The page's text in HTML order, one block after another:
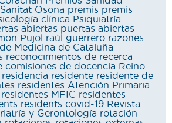
Osona premis premis
clínica Psiquiatría
abiertas puertas abiertas
Pujol raúl guerrero razones
Medicina de Cataluña
reconocimientos de recerca
comisiones de docencia Reino
residencia residente residente de
residentes Atención Primaria
residentes MFIC residentes
residents covid-19 Revista
y Gerontología rotación